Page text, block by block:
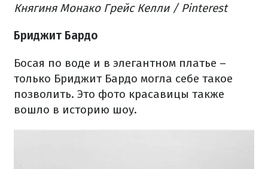
Княгиня Монако Грейс Келли / Pinterest
Бриджит Бардо
Босая по воде и в элегантном платье –
только Бриджит Бардо могла себе такое
позволить. Это фото красавицы также
вошло в историю шоу.